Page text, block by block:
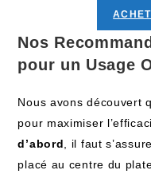
Nos
pour un Usage
Nous avons découvert
pour maximiser
d’abord , il faut
placé au centre du